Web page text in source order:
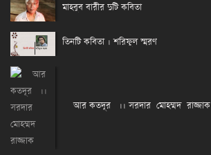
মাহবুব বারীর দুটি কবিতা
তিনটি কবিতা । শরিফুল স্মরণ
আর কতদূর ।। সরদার মোহম্মদ রাজ্জাক